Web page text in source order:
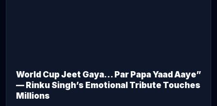
World Cup Jeet Gaya… Par Papa Yaad Aaye”
— Rinku Singh’s Emotional Tribute Touches
Millions